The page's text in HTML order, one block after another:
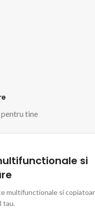
tine
si
multifunctionale si
tau.